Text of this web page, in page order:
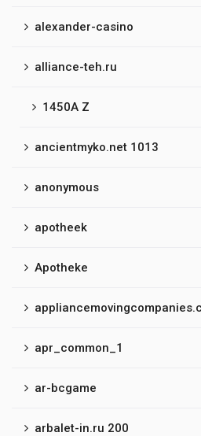
alexander-casino
alliance-teh.ru
1450A Z
ancientmyko.net 1013
anonymous
apotheek
Apotheke
apr_common_1
ar-bcgame
arbalet-in.ru 200